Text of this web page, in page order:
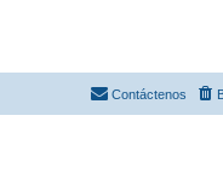
Contáctenos